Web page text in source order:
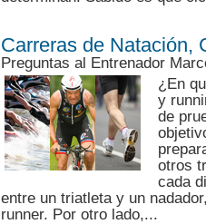
Carreras de Natación,
Preguntas al Entrenador
¿En
y
de
otros
cada
entre un triatleta y un
runner. Por otro lado,...